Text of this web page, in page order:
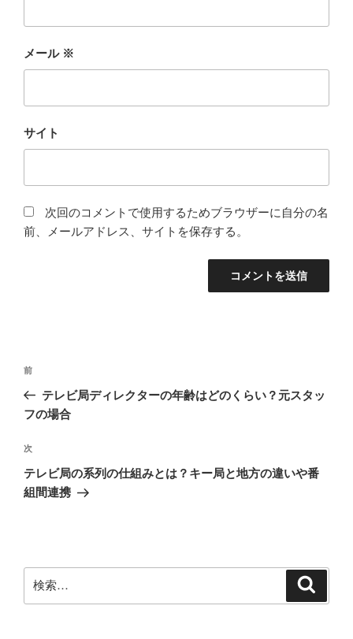
メール ※
サイト
次回のコメントで使用するためブラウザーに自分の名
前、メールアドレス、サイトを保存する。
投
ナ
ゲ
ー
シ
前
の
投
前
テレビ局ディレクターの年齢はどのくらい？元スタッ
フの場合
次
の
投
次
テレビ局の系列の仕組みとは？キー局と地方の違いや番
組間連携
索: